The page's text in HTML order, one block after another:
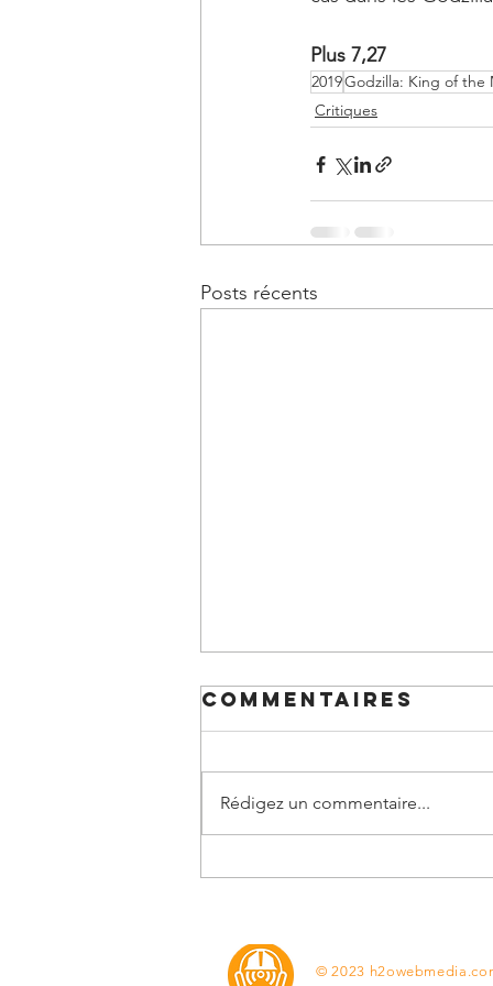
Plus 7,27
2019Godzilla: King of the
Critiques
Posts récents
The Puma Man /
Commentaires
Rédigez un commentaire...
© 2023